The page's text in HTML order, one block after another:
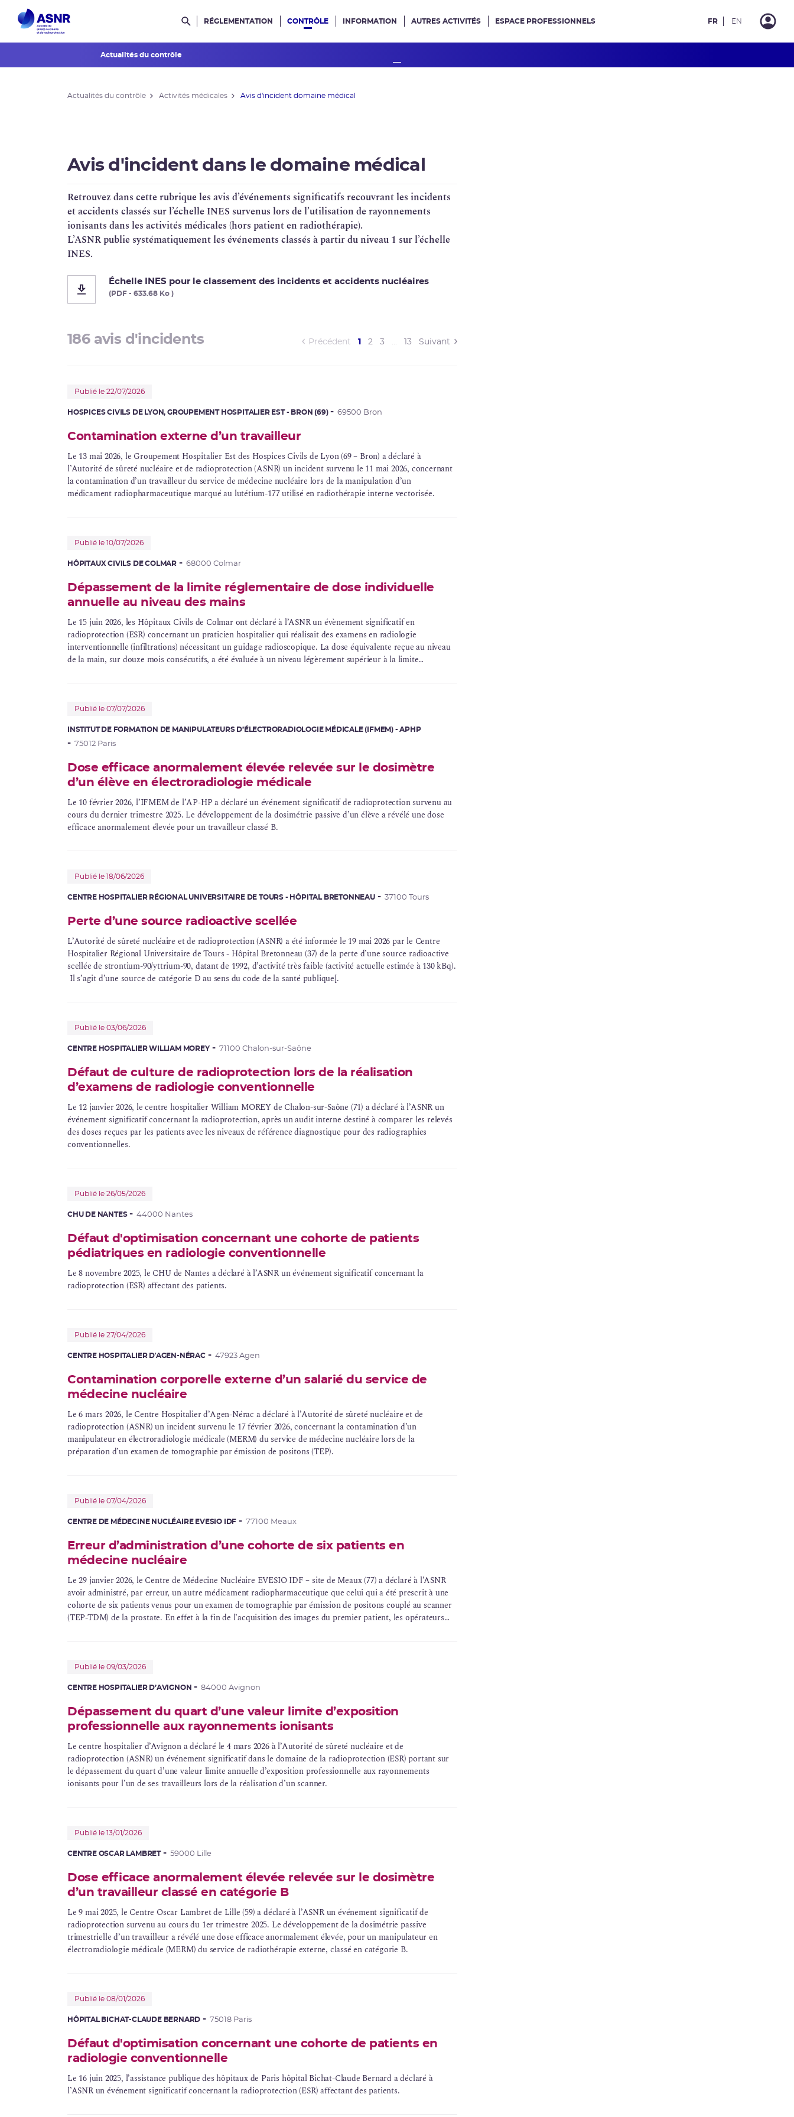
Rechercher dans le site
RÉGLEMENTATION CONTRÔLE
Actualités du contrôle
Surveillance des PFAS
Corrosion sous contrainte
INFORMATION AUTRES ACTIVITÉS ESPACE PROFESSIONNELS FR EN
Actualités du contrôle Activités médicales Avis d'incident domaine médical
Avis d'incident dans le domaine médical
Retrouvez dans cette rubrique les avis d’événements significatifs recouvrant les incidents
et accidents classés sur l’échelle INES survenus lors de l’utilisation de rayonnements
ionisants dans les activités médicales (hors patient en radiothérapie).
L’ASNR publie systématiquement les événements classés à partir du niveau 1 sur l’échelle
INES.
Échelle INES pour le classement des incidents et accidents nucléaires
(PDF - 633.68 Ko )
186 avis d'incidents Précédent 1 (current)
2 3 … 13 Suivant
Publié le 22/07/2026
HOSPICES CIVILS DE LYON, GROUPEMENT HOSPITALIER EST - BRON (69) 69500 Bron
Contamination externe d’un travailleur
Le 13 mai 2026, le Groupement Hospitalier Est des Hospices Civils de Lyon (69 – Bron) a déclaré à
l’Autorité desûreté nucléaire et de radioprotection(ASNR) un incident survenu le 11 mai 2026, concernant
lacontaminationd’un travailleur du service demédecine nucléaire lors de la manipulation d’un
médicament radiopharmaceutique marqué au lutétium-177 utilisé en radiothérapie interne vectorisée.
Publié le 10/07/2026
HÔPITAUX CIVILS DE COLMAR 68000 Colmar
Dépassement de la limite réglementaire de dose individuelle
annuelle au niveau des mains
Le 15 juin 2026, les Hôpitaux Civils de Colmar ont déclaré à l’ASNR un évènement significatif en
radioprotection (ESR) concernant un praticien hospitalier qui réalisait des examens en radiologie
interventionnelle(infiltrations) nécessitant un guidage radioscopique. Ladose équivalente reçue au niveau
de la main, sur douze mois consécutifs, a été évaluée à un niveau légèrement supérieur à la limite
moment-là.
Publié le 07/07/2026
INSTITUT DE FORMATION DE MANIPULATEURS D’ÉLECTRORADIOLOGIE MÉDICALE (IFMEM) - APHP
75012 Paris
Dose efficace anormalement élevée relevée sur le dosimètre
d’un élève en électroradiologie médicale
Le 10 février 2026, l’IFMEM de l’AP-HPa déclaré unévénement significatifde radioprotection survenu au
cours du dernier trimestre 2025. Le développement de ladosimétrie passive d’un élève a révélé unedose
efficaceanormalement élevée pour un travailleur classé B.
Publié le 18/06/2026
CENTRE HOSPITALIER RÉGIONAL UNIVERSITAIRE DE TOURS - HÔPITAL BRETONNEAU 37100 Tours
Perte d’une source radioactive scellée
L’Autorité de sûreté nucléaire et de radioprotection (ASNR) a été informée le 19 mai 2026 par le Centre
Hospitalier Régional Universitaire de Tours - Hôpital Bretonneau (37) de la perte d’unesource radioactive
scelléede strontium-90/yttrium-90, datant de 1992, d’activité très faible (activité actuelle estimée à 130kBq).
Il s’agit d’une source de catégorie D au sens du code de la santé publique[.
Publié le 03/06/2026
CENTRE HOSPITALIER WILLIAM MOREY 71100 Chalon-sur-Saône
Défaut de culture de radioprotection lors de la réalisation
d’examens de radiologie conventionnelle
Le 12 janvier 2026, le centre hospitalier William MOREY de Chalon-sur-Saône (71) a déclaré à l’ASNR un
événement significatif concernant la radioprotection, après un audit interne destiné à comparer les relevés
des doses reçues par les patients avec les niveaux de référence diagnostique pour des radiographies
conventionnelles.
Publié le 26/05/2026
CHU DE NANTES 44000 Nantes
Défaut d'optimisation concernant une cohorte de patients
pédiatriques en radiologie conventionnelle
Le 8 novembre 2025, le CHUde Nantes a déclaré à l’ASNR un événement significatif concernant la
radioprotection (ESR) affectant des patients.
Publié le 27/04/2026
CENTRE HOSPITALIER D'AGEN-NÉRAC 47923 Agen
Contamination corporelle externe d’un salarié du service de
médecine nucléaire
Le 6 mars 2026, le Centre Hospitalier d’Agen-Nérac a déclaré à l’Autorité de sûreté nucléaire et de
radioprotection (ASNR) un incident survenu le 17 février 2026, concernant la contamination d’un
manipulateur en électroradiologie médicale (MERM) du service de médecine nucléaire lors de la
préparation d’un examen de tomographie par émission de positons (TEP).
Publié le 07/04/2026
CENTRE DE MÉDECINE NUCLÉAIRE EVESIO IDF 77100 Meaux
Erreur d’administration d’une cohorte de six patients en
médecine nucléaire
Le 29 janvier 2026, le Centre de Médecine Nucléaire EVESIO IDF – site de Meaux (77) a déclaré à l’ASNR
avoir administré, par erreur, un autre médicament radiopharmaceutique que celui qui a été prescrit à une
cohorte de six patients venus pour un examen de tomographie par émission de positons couplé au scanner
(TEP-TDM) de la prostate. En effet à la fin de l’acquisition des images du premier patient, les opérateurs
temps, cinq autres patients avaient reçu cette injection.
Publié le 09/03/2026
CENTRE HOSPITALIER D’AVIGNON 84000 Avignon
Dépassement du quart d’une valeur limite d’exposition
professionnelle aux rayonnements ionisants
Le centre hospitalier d’Avignon a déclaré le 4 mars 2026 à l’Autorité de sûreté nucléaire et de
radioprotection (ASNR) un événement significatif dans le domaine de la radioprotection (ESR) portant sur
le dépassement du quart d’une valeur limite annuelle d’exposition professionnelle aux rayonnements
ionisants pour l’un de ses travailleurs lors de la réalisation d’un scanner.
Publié le 13/01/2026
CENTRE OSCAR LAMBRET 59000 Lille
Dose efficace anormalement élevée relevée sur le dosimètre
d’un travailleur classé en catégorie B
Le 9 mai 2025, le Centre Oscar Lambret de Lille (59) a déclaré à l’ASNR un événement significatif de
radioprotection survenu au cours du 1er trimestre 2025. Le développement de la dosimétrie passive
trimestrielle d’un travailleur a révélé une dose efficace anormalement élevée, pour un manipulateur en
électroradiologie médicale (MERM) du service de radiothérapie externe, classé en catégorie B.
Publié le 08/01/2026
HÔPITAL BICHAT-CLAUDE BERNARD 75018 Paris
Défaut d'optimisation concernant une cohorte de patients en
radiologie conventionnelle
Le 16 juin 2025, l’assistance publique des hôpitaux de Paris hôpital Bichat-Claude Bernard a déclaré à
l’ASNR un événement significatif concernant la radioprotection (ESR) affectant des patients.